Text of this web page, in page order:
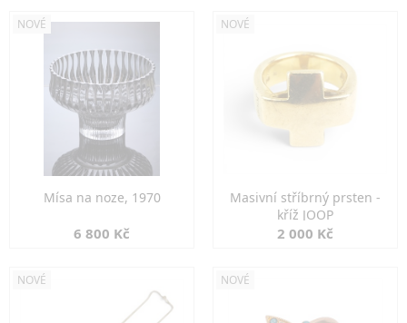
NOVÉ
Mísa na noze, 1970
6 800 Kč
NOVÉ
Masivní stříbrný prsten -
kříž JOOP
2 000 Kč
NOVÉ NOVÉ